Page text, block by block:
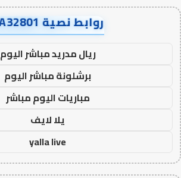
روابط نصية AA32801
ريال مدريد مباشر اليوم
برشلونة مباشر اليوم
مباريات اليوم مباشر
يلا لايف
yalla live